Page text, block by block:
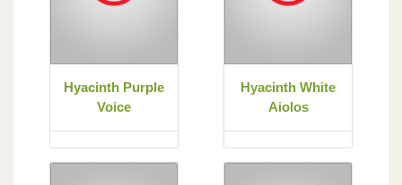
Hyacinth Purple
Voice
Hyacinth White
Aiolos